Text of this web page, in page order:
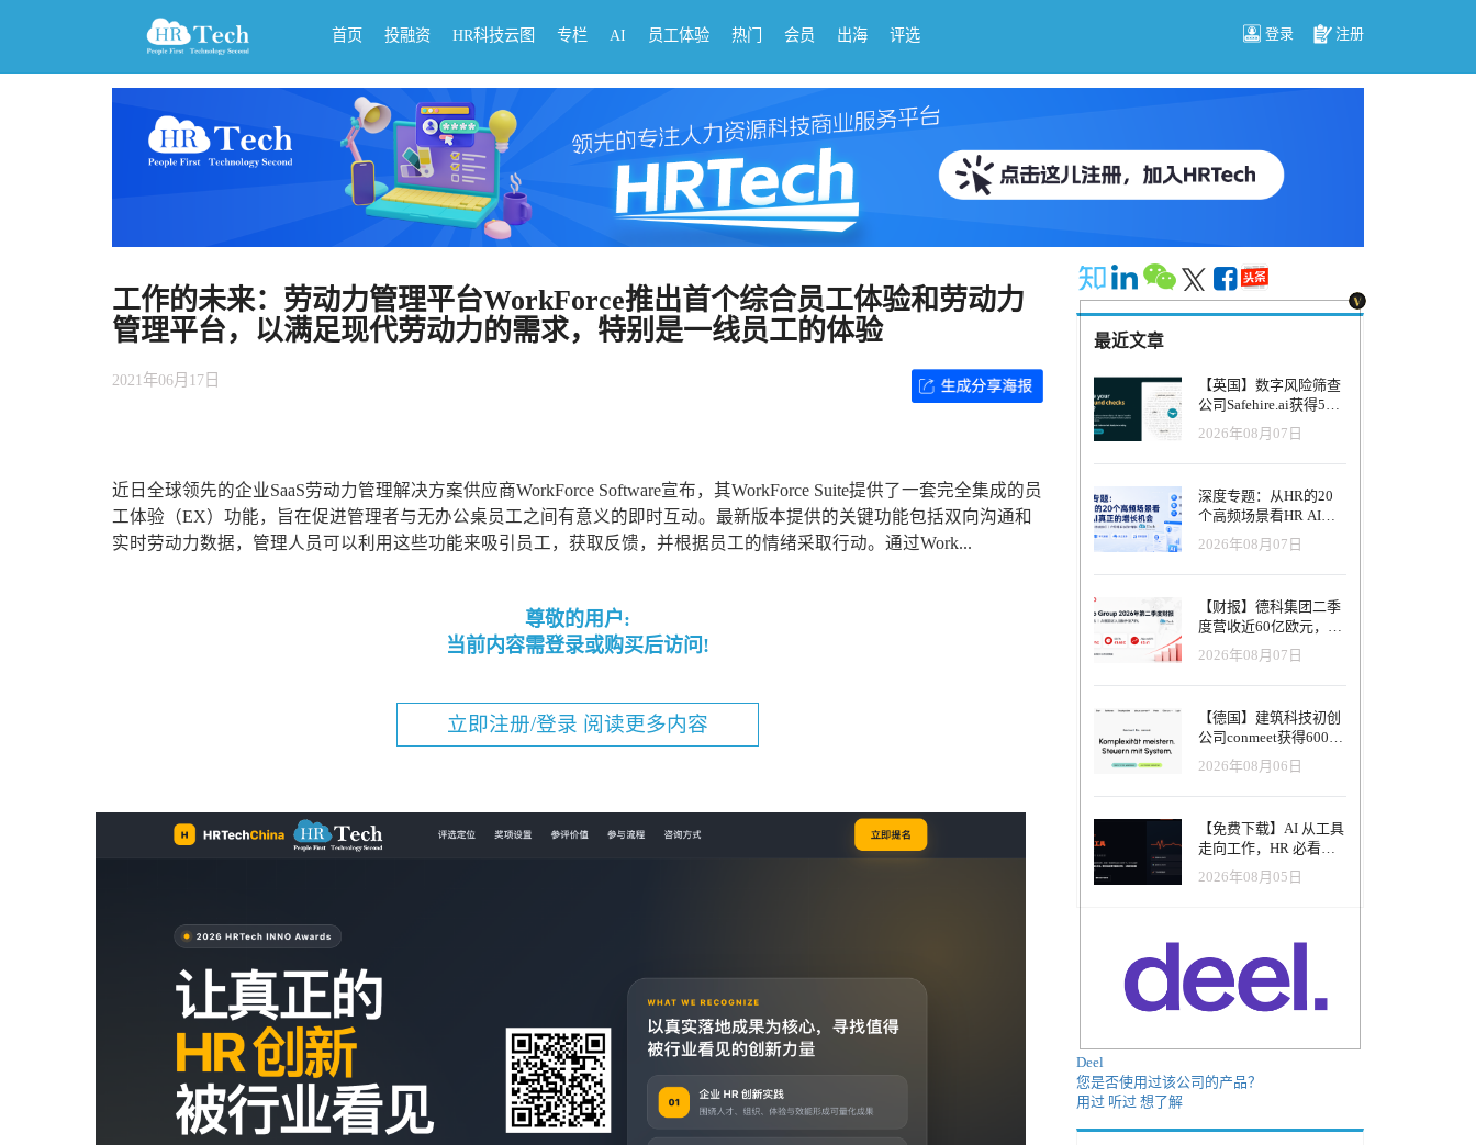
首页 投融资 HR科技云图 专栏 AI 员工体验 热门 会员 出海 评选 登录 注册
工作的未来：劳动力管理平台WorkForce推出首个综合员工体验和劳动力
管理平台，以满足现代劳动力的需求，特别是一线员工的体验
2021年06月17日
近日全球领先的企业SaaS劳动力管理解决方案供应商WorkForce Software宣布，其WorkForce Suite提供了一套完全集成的员
工体验（EX）功能，旨在促进管理者与无办公桌员工之间有意义的即时互动。最新版本提供的关键功能包括双向沟通和
实时劳动力数据，管理人员可以利用这些功能来吸引员工，获取反馈，并根据员工的情绪采取行动。通过Work...
尊敬的用户:
当前内容需登录或购买后访问!
立即注册/登录 阅读更多内容
最近文章
【英国】数字风险筛查
公司Safehire.ai获得50
万英镑融资，重塑招聘
风控体系
2026年08月07日
深度专题：从HR的20
个高频场景看HR AI真
正的增长机会
2026年08月07日
【财报】德科集团二季
度营收近60亿欧元，其
中AI代理已覆盖50%收
入，招聘服务进入运营
重构阶段
2026年08月07日
【德国】建筑科技初创
公司conmeet获得600万
欧元种子轮融资，用于
打造面向贸易和建筑行
业的AI操作系统
2026年08月06日
【免费下载】AI 从工具
走向工作，HR 必看五
大变革｜2026 年 8 月
HRTech 行业观察报告
2026年08月05日
Deel
您是否使用过该公司的产品？
用过 听过 想了解